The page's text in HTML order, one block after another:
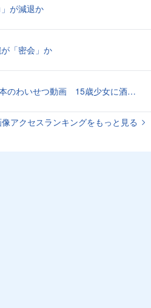
が減退か
「密会」か
押収スマホから770本のわいせつ動画 15歳少女に酒と薬飲ませ性的暴行か 54歳男を再逮捕 「薬もありますよ」とSNSで誘い出し
アクセスランキングをもっと見る